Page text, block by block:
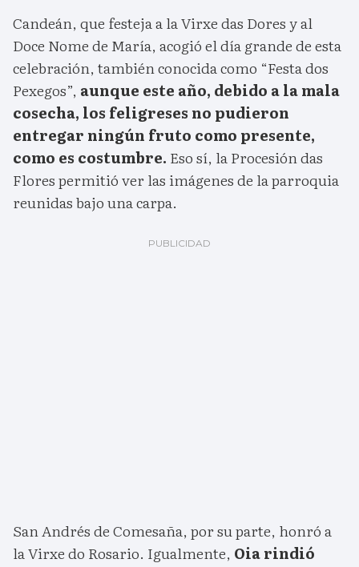
Candeán, que festeja a la Virxe das Dores y al
Doce Nome de María, acogió el día grande de esta
celebración, también conocida como “Festa dos
Pexegos”, aunque este año, debido a la mala
cosecha, los feligreses no pudieron
entregar ningún fruto como presente,
como es costumbre. Eso sí, la Procesión das
Flores permitió ver las imágenes de la parroquia
reunidas bajo una carpa.
San Andrés de Comesaña, por su parte, honró a
la Virxe do Rosario. Igualmente, Oia rindió